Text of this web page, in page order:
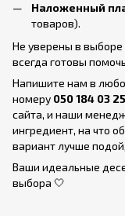
Наложенный
товаров).
Не уверены в выборе
всегда готовы
Напишите нам в
номеру 050 184 03 25
сайта, и наши
ингредиент, на что
вариант лучше
Ваши идеальные
выбора 🤍